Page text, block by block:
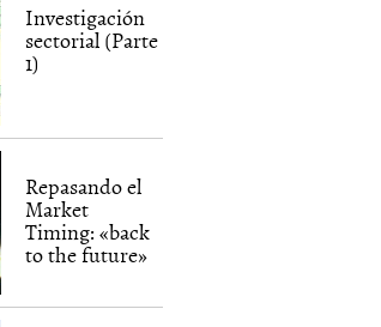
Investigación
sectorial (Parte
1)
Repasando el
Market
Timing: «back
to the future»